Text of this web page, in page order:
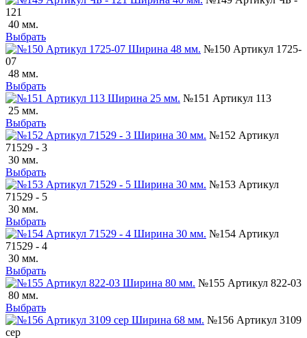
121
40 мм.
Выбрать
№150 Артикул 1725-
07
48 мм.
Выбрать
№151 Артикул 113
25 мм.
Выбрать
№152 Артикул
71529 - 3
30 мм.
Выбрать
№153 Артикул
71529 - 5
30 мм.
Выбрать
№154 Артикул
71529 - 4
30 мм.
Выбрать
№155 Артикул 822-03
80 мм.
Выбрать
№156 Артикул 3109
сер